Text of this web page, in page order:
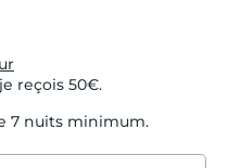
reçois 50€.
7 nuits minimum.